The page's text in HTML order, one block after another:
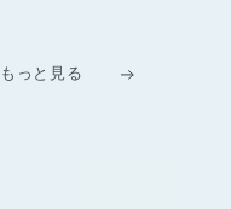
っと見る